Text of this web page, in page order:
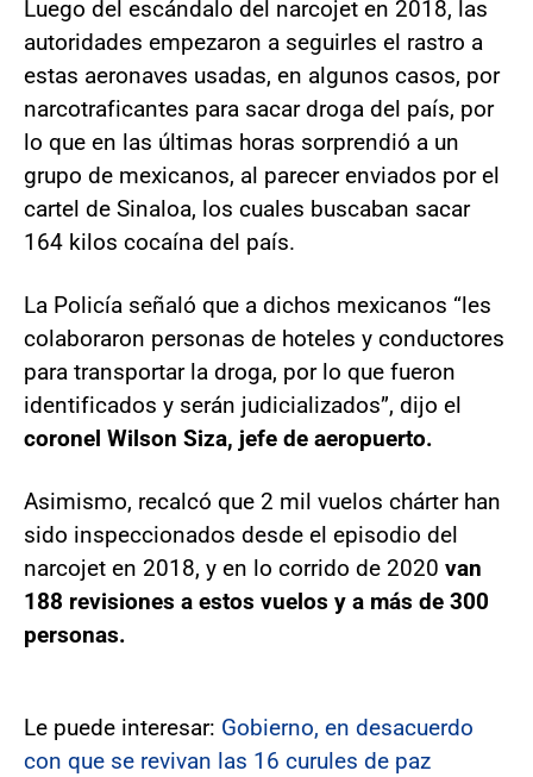
Luego del escándalo del narcojet en 2018, las
autoridades empezaron a seguirles el rastro a
estas aeronaves usadas, en algunos casos, por
narcotraficantes para sacar droga del país, por
lo que en las últimas horas sorprendió a un
grupo de mexicanos, al parecer enviados por el
cartel de Sinaloa, los cuales buscaban sacar
164 kilos cocaína del país.
La Policía señaló que a dichos mexicanos “les
colaboraron personas de hoteles y conductores
para transportar la droga, por lo que fueron
identificados y serán judicializados”, dijo el
coronel Wilson Siza, jefe de aeropuerto.
Asimismo, recalcó que 2 mil vuelos chárter han
sido inspeccionados desde el episodio del
narcojet en 2018, y en lo corrido de 2020 van
188 revisiones a estos vuelos y a más de 300
personas.
Le puede interesar: Gobierno, en desacuerdo
con que se revivan las 16 curules de paz